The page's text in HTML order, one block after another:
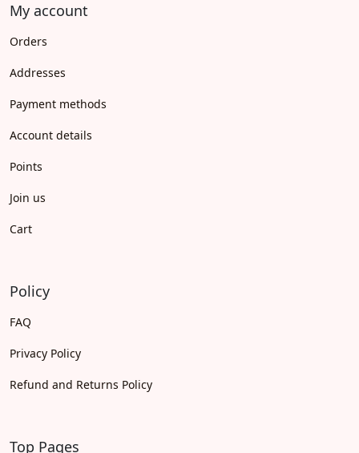
My account
Orders
Addresses
Payment methods
Account details
Points
Join us
Cart
Policy
FAQ
Privacy Policy
Refund and Returns Policy
Top Pages